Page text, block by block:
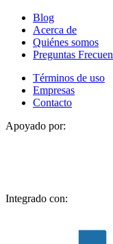
Blog
Acerca de
Quiénes somos
Preguntas
Términos de uso
Empresas
Contacto
Apoyado por:
Integrado con: